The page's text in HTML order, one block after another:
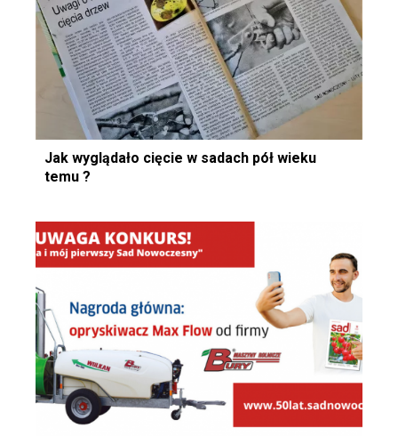
Jak wyglądało cięcie w sadach pół wieku
temu ?